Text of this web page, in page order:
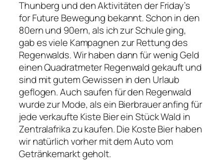
Thunberg und den Aktivitäten der Friday’s
for Future Bewegung bekannt. Schon in den
80ern und 90ern, als ich zur Schule ging,
gab es viele Kampagnen zur Rettung des
Regenwalds. Wir haben dann für wenig Geld
einen Quadratmeter Regenwald gekauft und
sind mit gutem Gewissen in den Urlaub
geflogen. Auch saufen für den Regenwald
wurde zur Mode, als ein Bierbrauer anfing für
jede verkaufte Kiste Bier ein Stück Wald in
Zentralafrika zu kaufen. Die Koste Bier haben
wir natürlich vorher mit dem Auto vom
Getränkemarkt geholt.